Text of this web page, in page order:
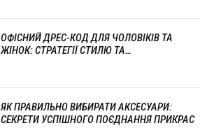
ОФІСНИЙ ДРЕС-КОД ДЛЯ ЧОЛОВІКІВ ТА
ЖІНОК: СТРАТЕГІЇ СТИЛЮ ТА
ЯК ПРАВИЛЬНО ВИБИРАТИ АКСЕСУАРИ:
СЕКРЕТИ УСПІШНОГО ПОЄДНАННЯ ПРИКРАС